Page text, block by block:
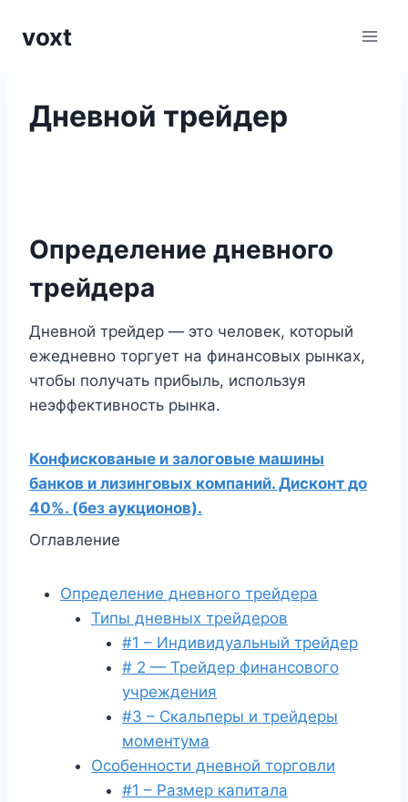
voxt
Дневной трейдер
Определение дневного
трейдера
Дневной трейдер — это человек, который
ежедневно торгует на финансовых рынках,
чтобы получать прибыль, используя
неэффективность рынка.
Конфискованые и залоговые машины
банков и лизинговых компаний. Дисконт до
40%. (без аукционов).
Оглавление
Определение дневного трейдера
Типы дневных трейдеров
#1 – Индивидуальный трейдер
# 2 — Трейдер финансового
учреждения
#3 – Скальперы и трейдеры
моментума
Особенности дневной торговли
#1 – Размер капитала